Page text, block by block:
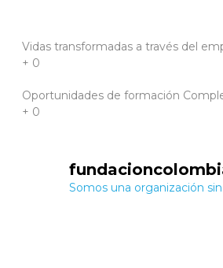
Vidas transformadas a través del
+ 0
Oportunidades de formación
+ 0
Somos una organización